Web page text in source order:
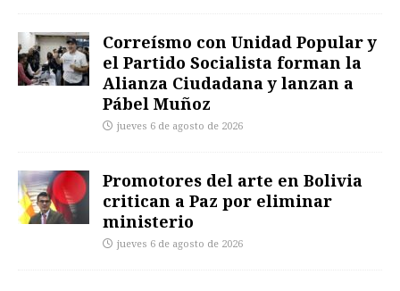
Correísmo con Unidad Popular y
el Partido Socialista forman la
Alianza Ciudadana y lanzan a
Pábel Muñoz
jueves 6 de agosto de 2026
Promotores del arte en Bolivia
critican a Paz por eliminar
ministerio
jueves 6 de agosto de 2026